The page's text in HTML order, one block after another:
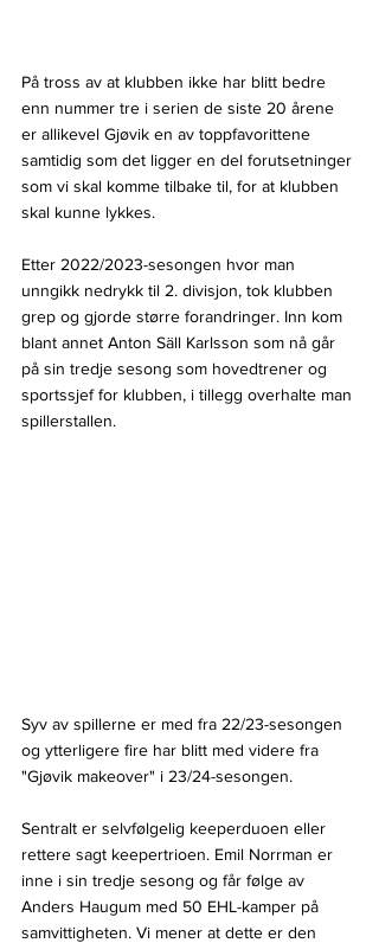
På tross av at klubben ikke har blitt bedre
enn nummer tre i serien de siste 20 årene
er allikevel Gjøvik en av toppfavorittene
samtidig som det ligger en del forutsetninger
som vi skal komme tilbake til, for at klubben
skal kunne lykkes.
Etter 2022/2023-sesongen hvor man
unngikk nedrykk til 2. divisjon, tok klubben
grep og gjorde større forandringer. Inn kom
blant annet Anton Säll Karlsson som nå går
på sin tredje sesong som hovedtrener og
sportssjef for klubben, i tillegg overhalte man
spillerstallen.
Syv av spillerne er med fra 22/23-sesongen
og ytterligere fire har blitt med videre fra
"Gjøvik makeover" i 23/24-sesongen.
Sentralt er selvfølgelig keeperduoen eller
rettere sagt keepertrioen. Emil Norrman er
inne i sin tredje sesong og får følge av
Anders Haugum med 50 EHL-kamper på
samvittigheten. Vi mener at dette er den